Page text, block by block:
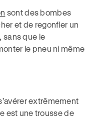
sont des bombes
et de regonfler un
sans que le
le pneu ni même
extrêmement
est une trousse de